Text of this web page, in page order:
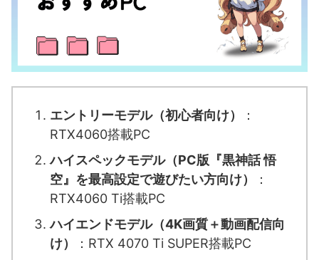
エントリーモデル（初心者向け）
：
RTX4060搭載PC
ハイスペックモデル（PC版『黒神話 悟
空』を最高設定で遊びたい方向け）
：
RTX4060 Ti搭載PC
ハイエンドモデル（4K画質＋動画配信向
け）
：RTX 4070 Ti SUPER搭載PC